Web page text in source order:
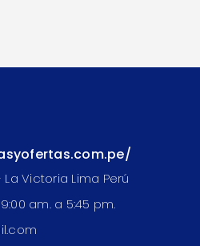
Victoria Lima Perú
am. a 5:45 pm.